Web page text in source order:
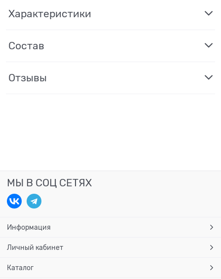
Характеристики
Состав
Отзывы
МЫ В СОЦ СЕТЯХ
Информация
Личный кабинет
Каталог